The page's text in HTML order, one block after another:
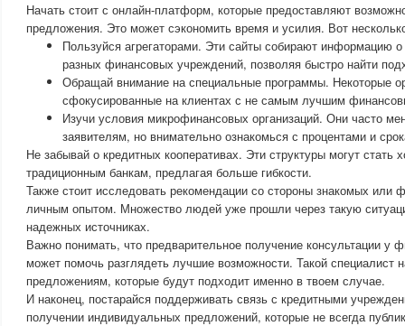
Начать стоит с онлайн-платформ, которые предоставляют
предложения. Это может сэкономить время и усилия. Вот
Пользуйся агрегаторами. Эти сайты собирают информацию о
разных финансовых учреждений, позволяя быстро найти
Обращай внимание на специальные программы. Некоторые
сфокусированные на клиентах с не самым лучшим
Изучи условия микрофинансовых организаций. Они часто
заявителям, но внимательно ознакомься с процентами и
Не забывай о кредитных кооперативах. Эти структуры могут стать
традиционным банкам, предлагая больше гибкости.
Также стоит исследовать рекомендации со стороны знакомых или
личным опытом. Множество людей уже прошли через такую
надежных источниках.
Важно понимать, что предварительное получение консультации у
может помочь разглядеть лучшие возможности. Такой специалист
предложениям, которые будут подходит именно в твоем случае.
И наконец, постарайся поддерживать связь с кредитными
получении индивидуальных предложений, которые не всегда